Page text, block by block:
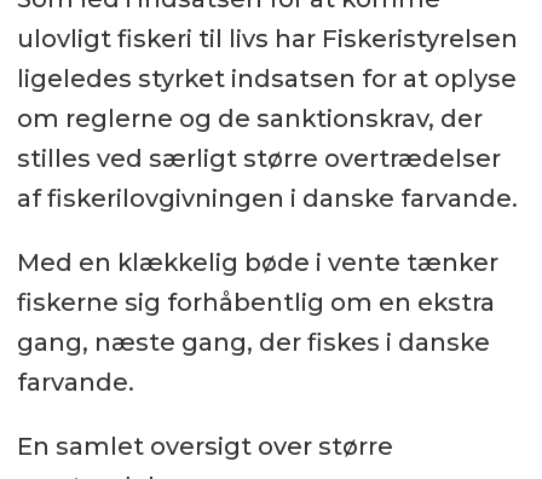
ulovligt fiskeri til livs har Fiskeristyrelsen
ligeledes styrket indsatsen for at oplyse
om reglerne og de sanktionskrav, der
stilles ved særligt større overtrædelser
af fiskerilovgivningen i danske farvande.
Med en klækkelig bøde i vente tænker
fiskerne sig forhåbentlig om en ekstra
gang, næste gang, der fiskes i danske
farvande.
En samlet oversigt over større